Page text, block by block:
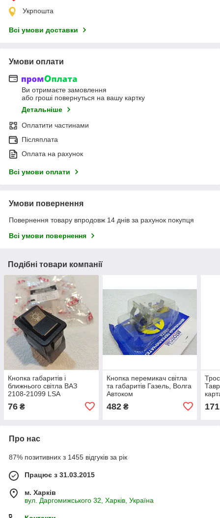
Укрпошта
Всі умови доставки
Умови оплати
Ви отримаєте замовлення
або гроші повернуться на вашу картку
Детальніше
Оплатити частинами
Післяплата
Оплата на рахунок
Всі умови оплати
Умови повернення
Повернення товару впродовж 14 днів за рахунок покупця
Всі умови повернення
Подібні товари компанії
Кнопка габаритів і
ближнього світла ВАЗ
2108-21099 LSA
76 ₴
Кнопка перемикач світла
та габаритів Газель, Волга
Автоком
482₴ 171
Про нас
87% позитивних з 1455 відгуків за рік
Працює з 31.03.2015
м. Харків
вул. Даргомижського 32, Харків, Україна